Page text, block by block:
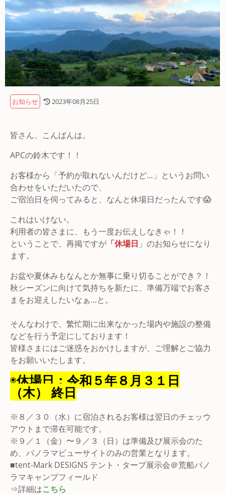
お知らせ 2023年08月25日
皆さん、こんばんは。
APCの鈴木です！！
お客様から「予約が取れないんだけど…」というお問い
合わせをいただいたので、
ご宿泊日を伺ってみると、なんと休場日だったんです😱
これはいけない。
利用者の皆さまに、もう一度お伝えしなきゃ！！
ということで、再掲ですが 「休場日 」のお知らせになり
ます。
お盆や夏休みもなんとか無事に乗り切ることができ？！
秋シーズンに向けて気持ちを新たに、準備万端でお客さ
まをお迎えしたいなぁ…と。
そんなわけで、繁忙期に出来なかった場内や施設の整備
などを行う予定にしております！
皆様さまにはご迷惑をおかけしますが、ご理解とご協力
をお願いいたします。
◉休場日：令和５年８月３１日
（木） 終日
※８／３０（水）に宿泊されるお客様は翌日のチェッウ
アウトまで滞在可能です。
※９／１（金）〜９／３（日）は準備及び展示会のた
め、パノラマビューサイトのみの営業となります。
■tent-Mark DESIGNS テント・タープ展示会＠荒船パノ
ラマキャンプフィールド
⇒詳細はこちら